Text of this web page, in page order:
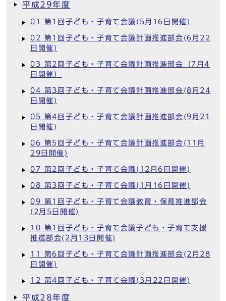
平成29年度
01 第1回子ども・子育て会議(5月16日開催)
02 第1回子ども・子育て会議計画推進部会(6月22
日開催)
03 第2回子ども・子育て会議計画推進部会（7月4
日開催）
04 第3回子ども・子育て会議計画推進部会(8月24
日開催)
05 第4回子ども・子育て会議計画推進部会(9月21
日開催)
06 第5回子ども・子育て会議計画推進部会(11月
29日開催)
07 第2回子ども・子育て会議(12月6日開催)
08 第3回子ども・子育て会議(1月16日開催)
09 第1回子ども・子育て会議教育・保育推進部会
(2月5日開催)
10 第1回子ども・子育て会議子ども・子育て支援
推進部会(2月13日開催)
11 第6回子ども・子育て会議計画推進部会(2月28
日開催)
12 第4回子ども・子育て会議(3月22日開催)
平成28年度